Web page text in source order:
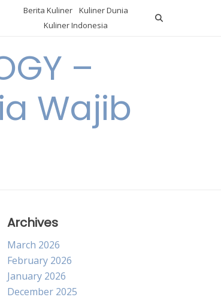
Berita Kuliner
Kuliner Dunia
Kuliner Indonesia
–
Wajib
Archives
March 2026
February 2026
January 2026
December 2025